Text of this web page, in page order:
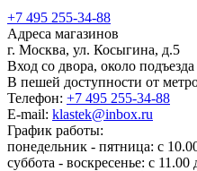
+7 495 255-34-88
Адреса магазинов
г. Москва, ул. Косыгина, д.5
Вход со двора, около
В пешей доступности от
Телефон: +7 495 255-34-88
E-mail: klastek@inbox.ru
График работы:
понедельник - пятница: с
суббота - воскресенье: с 11.00